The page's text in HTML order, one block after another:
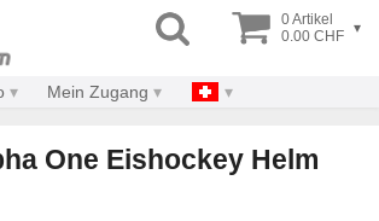
0 Artikel
0.00 CHF ▾
Mein Zugang
One Eishockey Helm